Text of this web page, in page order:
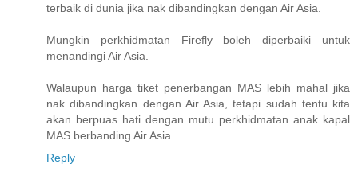
terbaik di dunia jika nak dibandingkan dengan Air Asia.
Mungkin perkhidmatan Firefly boleh diperbaiki untuk
menandingi Air Asia.
Walaupun harga tiket penerbangan MAS lebih mahal jika
nak dibandingkan dengan Air Asia, tetapi sudah tentu kita
akan berpuas hati dengan mutu perkhidmatan anak kapal
MAS berbanding Air Asia.
Reply